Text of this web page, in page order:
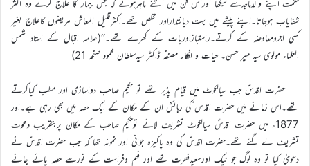
حکمت اپنے والدماجدسے سیکھا اوراس فن میں اتنے ماہرہوئے کہ جس بیمار کا علاج کرتے وہ اکثر
شفایاب ہوجاتا۔اپنے پیشے میں بہت دیانتداراور مخلص تھے۔اکثرقلیل المعاش مریضوں کاعلاج بغیر
کسی اجرومعاوضہ کے کرتے۔راستبازاوربات کے کھرے تھے۔‘‘(علامہ اقبال کے استاد شمس
العلماء مولوی سید میر حسن۔ حیات و افکار مصنفہ ڈاکٹر سیدسلطان محمود صفحہ 21)
حضرت اقدسؑ جب سیالکوٹ میں قیام پذیر تھے تو حکیم صاحب دواسازی اور مطب کیاکرتے
تھے۔اس زمانے میں حضرت اقدس ؑکی رہائش ان کے مکان کے ایک حصہ میں بھی رہی ہے۔اور
1877ء میں حضرت اقدسؑ سیالکوٹ تشریف لائے توحکیم صاحب کے مکان پربتقریب دعوت
تشریف لے گئے تھے۔حضرت اقدسؑ کی وہ پاکیزہ جوانی اور نمونہ تھا کہ جب حضرت اقدسؑ نے
دعویٰ کیا تو وہ لوگ جو نیک اورسعیدفطرت تھے اور فہم وفراست کے نورسے حصہ پائے جانے